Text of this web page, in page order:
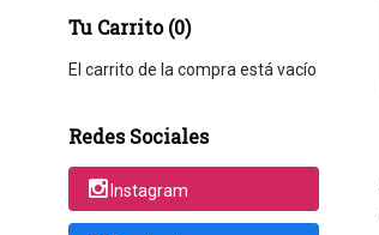
Tu Carrito (0)
El carrito de la compra está vacío
Redes Sociales
Instagram